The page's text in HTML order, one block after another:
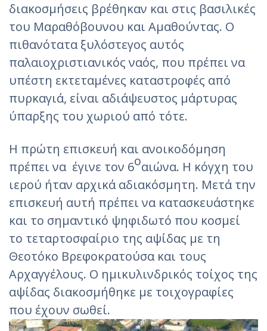
διακοσμήσεις βρέθηκαν και στις βασιλικές
του Μαραθόβουνου και Αμαθούντας. Ο
πιθανότατα ξυλόστεγος αυτός
παλαιοχριστιανικός ναός, που πρέπει να
υπέστη εκτεταμένες καταστροφές από
πυρκαγιά, είναι αδιάψευστος μάρτυρας
ύπαρξης του χωριού από τότε.
Η πρώτη επισκευή και ανοικοδόμηση
πρέπει να έγινε τον 6οαιώνα. Η κόγχη του
ιερού ήταν αρχικά αδιακόσμητη. Μετά την
επισκευή αυτή πρέπει να κατασκευάστηκε
και το σημαντικό ψηφιδωτό που κοσμεί
το τεταρτοσφαίριο της αψίδας με τη
Θεοτόκο Βρεφοκρατούσα και τους
Αρχαγγέλους. Ο ημικυλινδρικός τοίχος της
αψίδας διακοσμήθηκε με τοιχογραφίες
που έχουν σωθεί.